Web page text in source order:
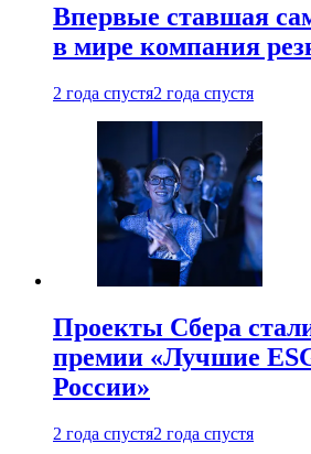
Впервые ставшая
в мире компания
2 года спустя2 года спустя
Проекты Сбера
премии «Лучшие
России»
2 года спустя2 года спустя